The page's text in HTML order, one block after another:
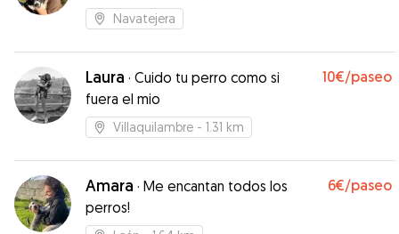
Navatejera
Laura · Cuido tu perro como si
fuera el mio
10€/paseo
Villaquilambre - 1.31 km
Amara · Me encantan todos los
perros!
6€/paseo